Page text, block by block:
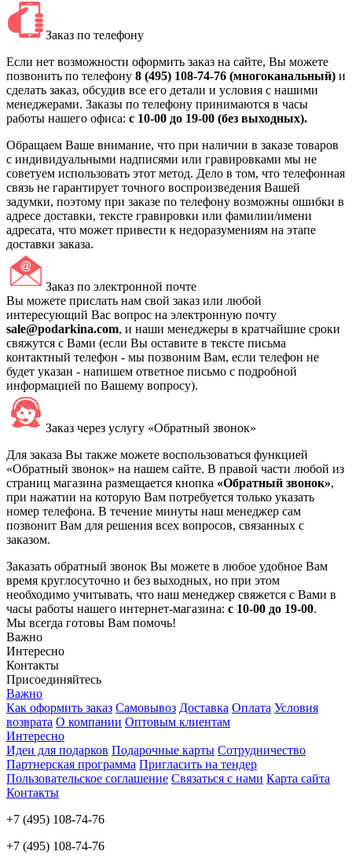
Заказ по телефону
Если нет возможности оформить заказ на сайте, Вы можете
позвонить по телефону 8 (495) 108-74-76 (многоканальный) и
сделать заказ, обсудив все его детали и условия с нашими
менеджерами. Заказы по телефону принимаются в часы
работы нашего офиса: с 10-00 до 19-00 (без выходных).
Обращаем Ваше внимание, что при наличии в заказе товаров
с индивидуальными надписями или гравировками мы не
советуем использовать этот метод. Дело в том, что телефонная
связь не гарантирует точного воспроизведения Вашей
задумки, поэтому при заказе по телефону возможны ошибки в
адресе доставки, тексте гравировки или фамилии/имени
адресата, что может привести к недоразумениям на этапе
доставки заказа.
Заказ по электронной почте
Вы можете прислать нам свой заказ или любой
интересующий Вас вопрос на электронную почту
sale@podarkina.com, и наши менеджеры в кратчайшие сроки
свяжутся с Вами (если Вы оставите в тексте письма
контактный телефон - мы позвоним Вам, если телефон не
будет указан - напишем ответное письмо с подробной
информацией по Вашему вопросу).
Заказ через услугу «Обратный звонок»
Для заказа Вы также можете воспользоваться функцией
«Обратный звонок» на нашем сайте. В правой части любой из
страниц магазина размещается кнопка «Обратный звонок»,
при нажатии на которую Вам потребуется только указать
номер телефона. В течение минуты наш менеджер сам
позвонит Вам для решения всех вопросов, связанных с
заказом.
Заказать обратный звонок Вы можете в любое удобное Вам
время круглосуточно и без выходных, но при этом
необходимо учитывать, что наш менеджер свяжется с Вами в
часы работы нашего интернет-магазина: с 10-00 до 19-00.
Мы всегда готовы Вам помочь!
Важно
Интересно
Контакты
Присоединяйтесь
Важно
Как оформить заказ Самовывоз Доставка Оплата Условия
возврата О компании Оптовым клиентам
Интересно
Идеи для подарков Подарочные карты Сотрудничество
Партнерская программа Пригласить на тендер
Пользовательское соглашение Связаться с нами Карта сайта
Контакты
+7 (495) 108-74-76
+7 (495) 108-74-76